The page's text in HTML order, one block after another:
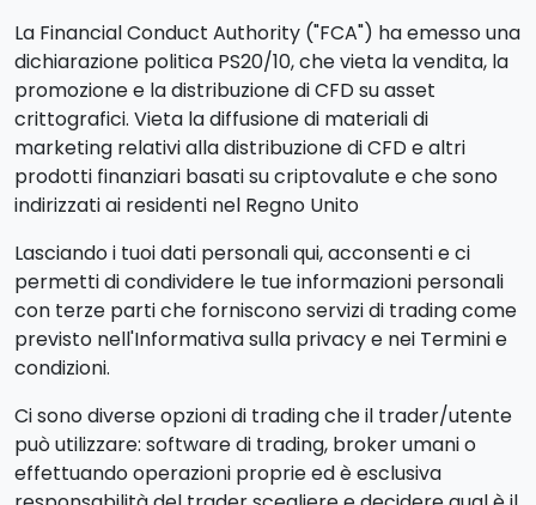
La Financial Conduct Authority ("FCA") ha emesso una
dichiarazione politica PS20/10, che vieta la vendita, la
promozione e la distribuzione di CFD su asset
crittografici. Vieta la diffusione di materiali di
marketing relativi alla distribuzione di CFD e altri
prodotti finanziari basati su criptovalute e che sono
indirizzati ai residenti nel Regno Unito
Lasciando i tuoi dati personali qui, acconsenti e ci
permetti di condividere le tue informazioni personali
con terze parti che forniscono servizi di trading come
previsto nell'Informativa sulla privacy e nei Termini e
condizioni.
Ci sono diverse opzioni di trading che il trader/utente
può utilizzare: software di trading, broker umani o
effettuando operazioni proprie ed è esclusiva